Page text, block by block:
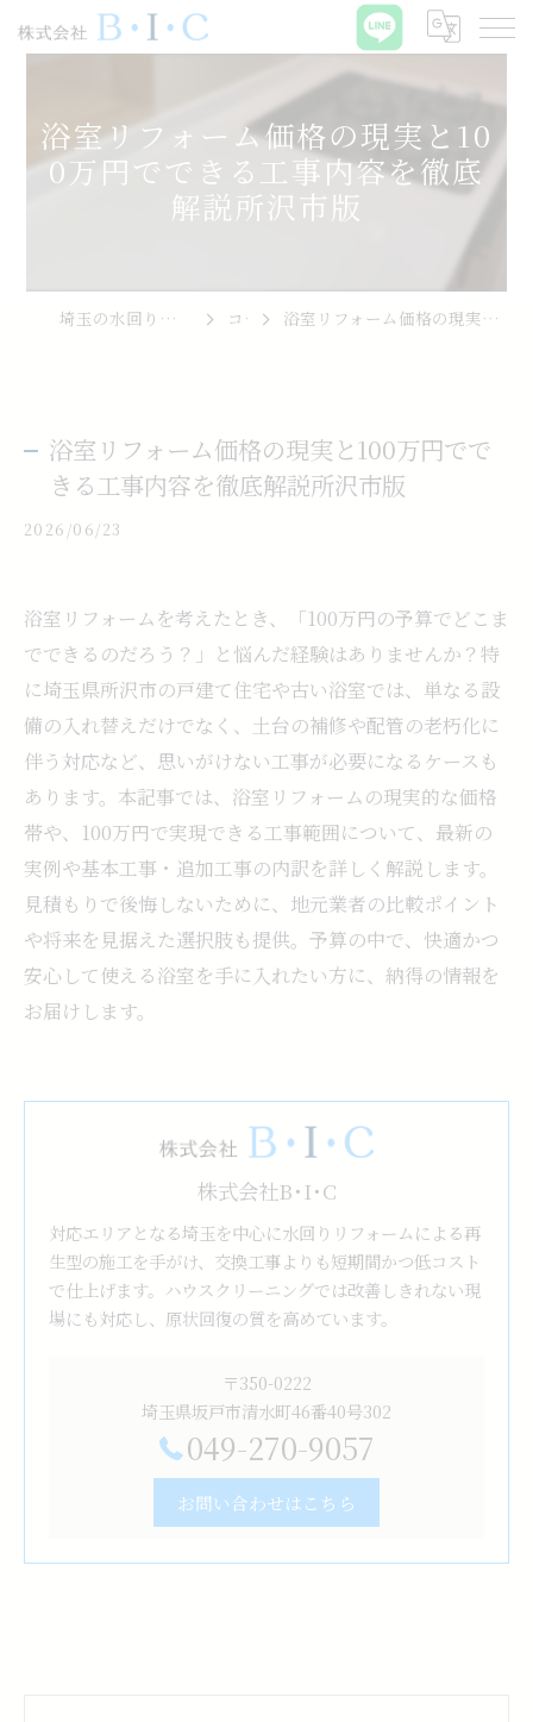
浴室リフォーム価格の現実と10
0万円でできる工事内容を徹底
解説所沢市版
埼玉の水回りリフォームなら株式会社B･I･C コラム 浴室リフォーム価格の現実と100万円でできる工事内容を徹底解説所沢市版
浴室リフォーム価格の現実と100万円でで
きる工事内容を徹底解説所沢市版
2026/06/23
浴室リフォームを考えたとき、「100万円の予算でどこま
でできるのだろう？」と悩んだ経験はありませんか？特
に埼玉県所沢市の戸建て住宅や古い浴室では、単なる設
備の入れ替えだけでなく、土台の補修や配管の老朽化に
伴う対応など、思いがけない工事が必要になるケースも
あります。本記事では、浴室リフォームの現実的な価格
帯や、100万円で実現できる工事範囲について、最新の
実例や基本工事・追加工事の内訳を詳しく解説します。
見積もりで後悔しないために、地元業者の比較ポイント
や将来を見据えた選択肢も提供。予算の中で、快適かつ
安心して使える浴室を手に入れたい方に、納得の情報を
お届けします。
株式会社B･I･C
対応エリアとなる埼玉を中心に水回りリフォームによる再
生型の施工を手がけ、交換工事よりも短期間かつ低コスト
で仕上げます。ハウスクリーニングでは改善しきれない現
場にも対応し、原状回復の質を高めています。
〒350-0222
埼玉県坂戸市清水町46番40号302
049-270-9057
お問い合わせはこちら